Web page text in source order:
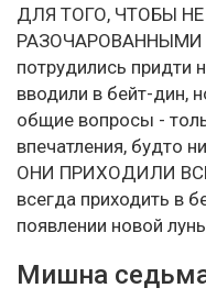
ДЛЯ ТОГО, ЧТОБЫ
РАЗОЧАРОВАННЫМИ -
потрудились придти
вводили в бейт-дин,
общие вопросы -
впечатления, будто
ОНИ ПРИХОДИЛИ
всегда приходить в
появлении новой
Мишна